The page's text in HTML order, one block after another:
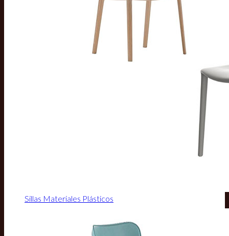
Sillas Materiales Plásticos